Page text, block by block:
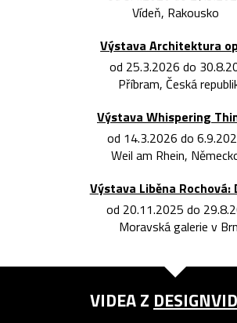
Vídeň, Rakousko
Výstava Architektura
od 25.3.2026 do
Příbram, Česká
Výstava Whispering
od 14.3.2026 do
Weil am Rhein,
Výstava Liběna Rochová:
od 20.11.2025 do
Moravská galerie v
VIDEA Z